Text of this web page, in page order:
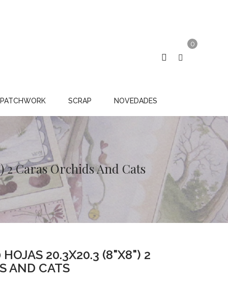
0
PATCHWORK SCRAP NOVEDADES
2 Caras Orchids And Cats
20.3X20.3 (8"X8") 2
AND CATS